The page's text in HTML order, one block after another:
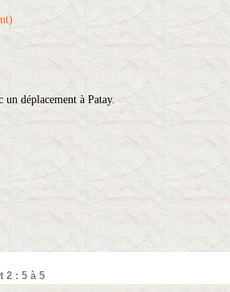
un déplacement à Patay.
2 : 5 à 5